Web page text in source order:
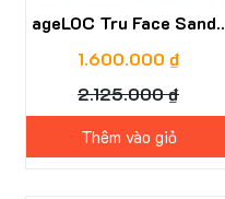
ageLOC Tru Face Sandy
Flor Essence Lotion
1.600.000 ₫
2.125.000 ₫
Thêm vào giỏ